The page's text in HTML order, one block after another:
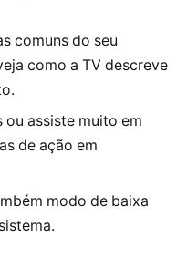
comuns do seu
como a TV descreve
assiste muito em
de ação em
modo de baixa